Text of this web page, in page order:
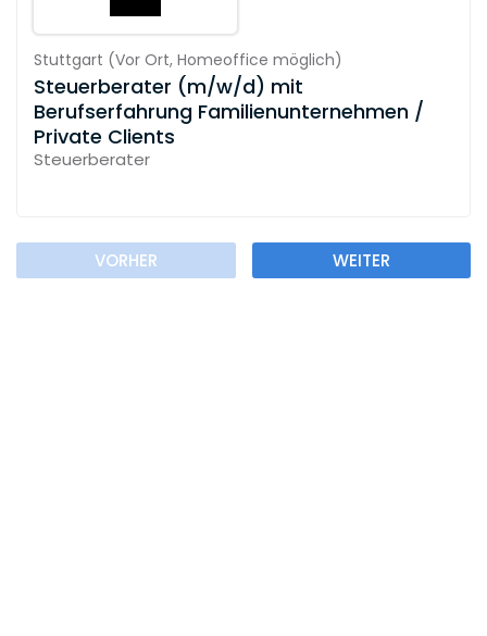
Stuttgart (Vor Ort, Homeoffice möglich)
Steuerberater (m/w/d) mit
Berufserfahrung Familienunternehmen /
Private Clients
Steuerberater
VORHER WEITER